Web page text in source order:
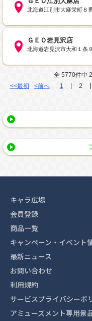
北海道江別市大麻栄町８
ＧＥＯ岩見沢店
北海道岩見沢市大和１条
全 5770件中
<<最初
<前へ 1 2
キャラ広場
会員登録
商品一覧
キャンペーン・イベント
最新ニュース
お問い合わせ
利用規約
サービスプライバシーポ
アミューズメント専用景